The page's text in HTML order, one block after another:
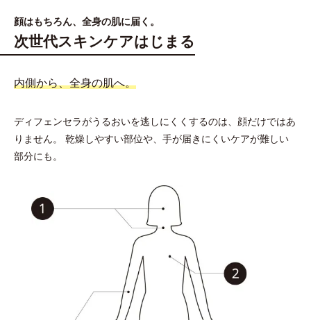
顔はもちろん、全身の肌に届く。
次世代スキンケアはじまる
内側から、全身の肌へ。
ディフェンセラがうるおいを逃しにくくするのは、顔だけではあ
りません。
乾燥しやすい部位や、手が届きにくいケアが難しい
部分にも。